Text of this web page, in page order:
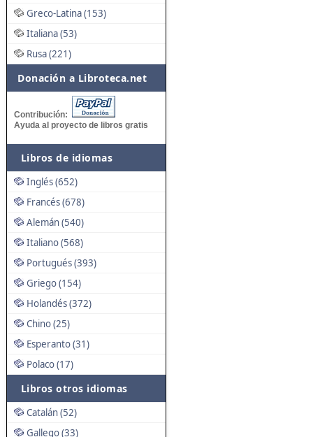
Greco-Latina (153)
Italiana (53)
Rusa (221)
Donación a Libroteca.net
Contribución:
Ayuda al proyecto de libros gratis
Libros de idiomas
Inglés (652)
Francés (678)
Alemán (540)
Italiano (568)
Portugués (393)
Griego (154)
Holandés (372)
Chino (25)
Esperanto (31)
Polaco (17)
Libros otros idiomas
Catalán (52)
Gallego (33)